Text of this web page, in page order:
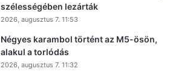
szélességében lezárták
2026, augusztus 7. 11:53
Négyes karambol történt az M5-ösön,
alakul a torlódás
2026, augusztus 7. 11:32